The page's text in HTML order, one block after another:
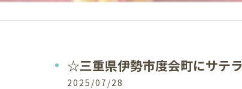
☆三重県伊勢市度会町にサテ
2025/07/28